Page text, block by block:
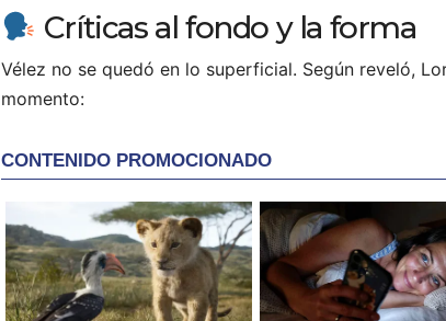
Críticas al fondo y la forma
Vélez no se quedó en lo superficial. Según reveló,
momento: